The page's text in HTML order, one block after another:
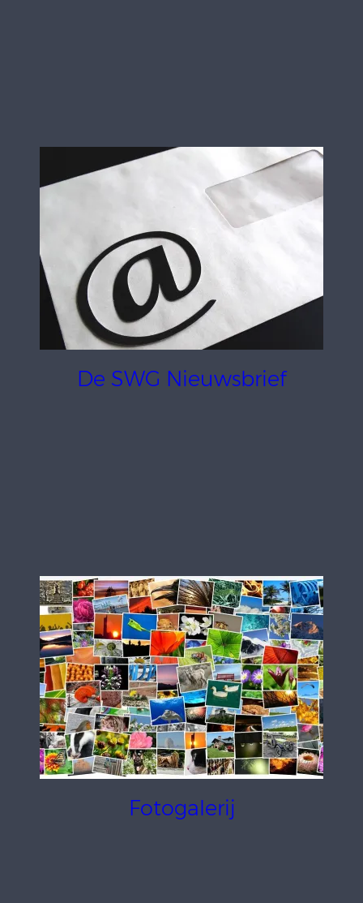
De SWG Nieuwsbrief
Fotogalerij